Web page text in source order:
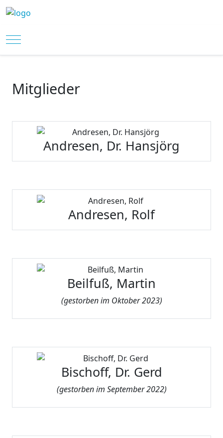
Mobile Menu Toggle
Mitglieder
Andresen, Dr. Hansjörg
Andresen, Rolf
Beilfuß, Martin
(gestorben im Oktober 2023)
Bischoff, Dr. Gerd
(gestorben im September 2022)